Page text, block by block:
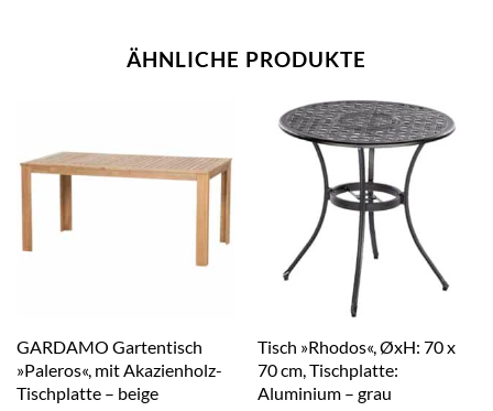
ÄHNLICHE PRODUKTE
GARDAMO Gartentisch
»Paleros«, mit Akazienholz-
Tischplatte – beige
Tisch »Rhodos«, ØxH: 70 x
70 cm, Tischplatte:
Aluminium – grau